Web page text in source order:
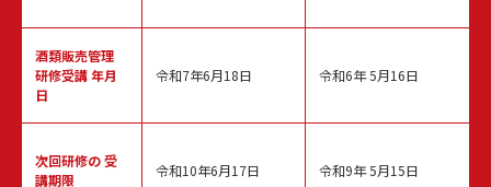
酒類販売管理
研修受講 年月
日
次回研修の受
講期限
令和7年6月18日
令和10年6月17日
令和6年 5月16日
令和9年 5月15日